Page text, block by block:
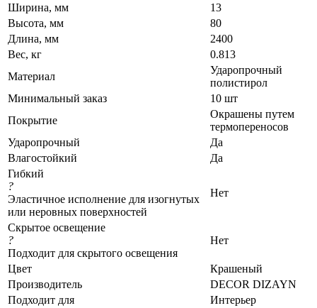
Ширина, мм
13
Высота, мм
80
Длина, мм
2400
Вес, кг
0.813
Материал
Ударопрочный
полистирол
Минимальный заказ
10 шт
Покрытие
Окрашены путем
термопереносов
Ударопрочный
Да
Влагостойкий
Да
Гибкий
?
Эластичное исполнение для изогнутых
или неровных поверхностей
Нет
Скрытое освещение
?
Подходит для скрытого освещения
Нет
Цвет
Крашеный
Производитель
DECOR DIZAYN
Подходит для
Интерьер